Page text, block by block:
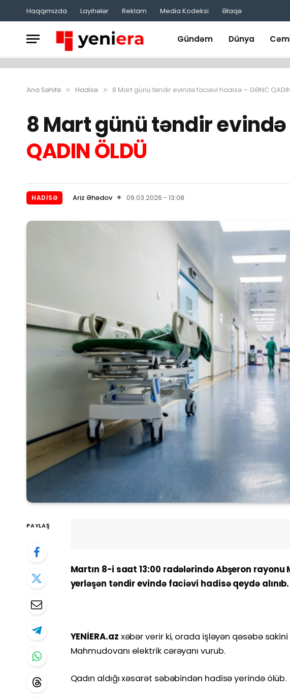
Haqqımızda Layihələr Reklam Media Kodeksi Əlaqə
Gündəm Dünya
Ana Səhifə » Hadisə » 8 Mart günü təndir evində faciəvi hadisə – GƏNC
8 Mart günü təndir
QADIN ÖLDÜ
HADISƏ Ariz Əhədov 09.03.2026 - 13:08
PAYLAŞ
Martın 8-i saat 13:00 radələrində Abşeron rayonu
yerləşən təndir evində faciəvi hadisə qeydə alınıb.
YENİERA.az xəbər verir ki, orada işləyən qəsəbə
Mahmudovanı elektrik cərəyanı vurub.
Qadın aldığı xəsarət səbəbindən hadisə yerində ölüb.